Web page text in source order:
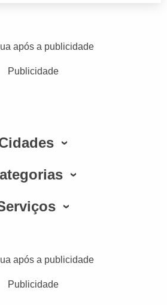
após a publicidade
Publicidade
após a publicidade
Publicidade